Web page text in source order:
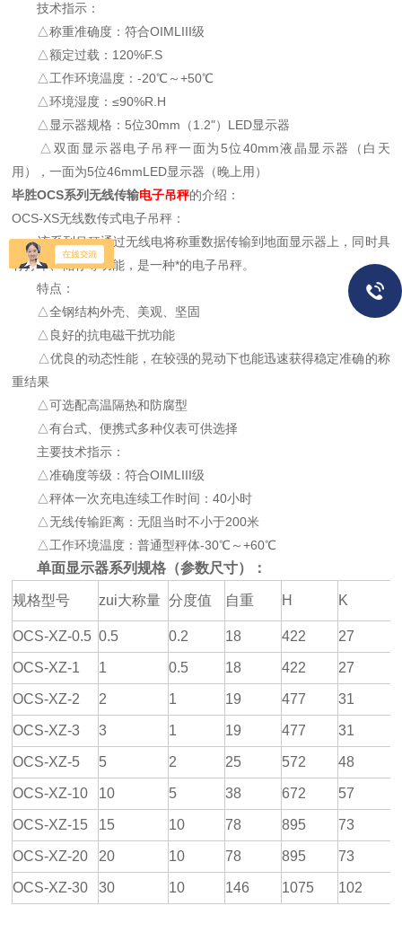
技术指示：
△称重准确度：符合OIMLIII级
△额定过载：120%F.S
△工作环境温度：-20℃～+50℃
△环境湿度：≤90%R.H
△显示器规格：5位30mm（1.2"）LED显示器
△双面显示器电子吊秤一面为5位40mm液晶显示器（白天
用），一面为5位46mmLED显示器（晚上用）
毕胜OCS系列无线传输电子吊秤的介绍：
OCS-XS无线数传式电子吊秤：
该系列吊秤通过无线电将称重数据传输到地面显示器上，同时具
有打印、储存等功能，是一种*的电子吊秤。
特点：
△全钢结构外壳、美观、坚固
△良好的抗电磁干扰功能
△优良的动态性能，在较强的晃动下也能迅速获得稳定准确的称
重结果
△可选配高温隔热和防腐型
△有台式、便携式多种仪表可供选择
主要技术指示：
△准确度等级：符合OIMLIII级
△秤体一次充电连续工作时间：40小时
△无线传输距离：无阻当时不小于200米
△工作环境温度：普通型秤体-30℃～+60℃
单面显示器系列规格（参数尺寸）：
规格型号 zui大称量 分度值 自重 H K
OCS-XZ-0.5 0.5 0.2 18 422 27
OCS-XZ-1 1 0.5 18 422 27
OCS-XZ-2 2 1 19 477 31
OCS-XZ-3 3 1 19 477 31
OCS-XZ-5 5 2 25 572 48
OCS-XZ-10 10 5 38 672 57
OCS-XZ-15 15 10 78 895 73
OCS-XZ-20 20 10 78 895 73
OCS-XZ-30 30 10 146 1075 102